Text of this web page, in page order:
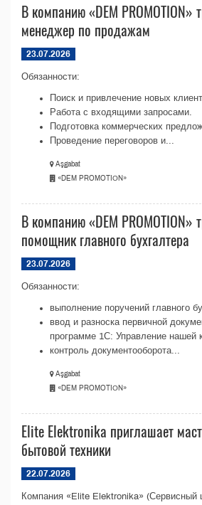
В компанию «DEM PROMOTIОN»
менеджер по продажам
23.07.2026
Обязанности:
Поиск и привлечение новых
Работа с входящими запросами.
Подготовка коммерческих
Проведение переговоров и...
Aşgabat
«DEM PROMOTIОN»
В компанию «DEM PROMOTIОN»
помощник главного бухгалтера
23.07.2026
Обязанности:
выполнение поручений главного
ввод и разноска первичной
программе 1С: Управление нашей
контроль документооборота...
Aşgabat
«DEM PROMOTIОN»
Elite Elektronika приглашает
бытовой техники
22.07.2026
Компания «Elite Elektronika» (Сервисный